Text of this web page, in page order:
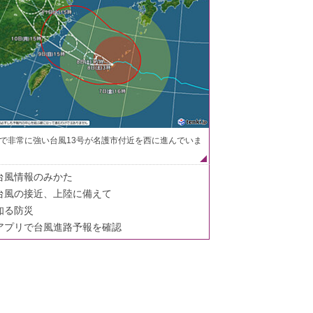
非常に強い台風13号が名護市付近を西に進んでいま
風情報のみかた
風の接近、上陸に備えて
る防災
プリで台風進路予報を確認